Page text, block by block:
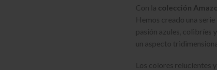
Con la colección
Hemos creado una
pasión azules, colibríes
un aspecto
Los colores relucientes